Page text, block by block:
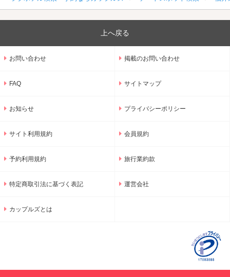
上へ戻る
お問い合わせ 掲載のお問い合わせ
FAQ サイトマップ
お知らせ プライバシーポリシー
サイト利用規約 会員規約
予約利用規約 旅行業約款
特定商取引法に基づく表記 運営会社
カップルズとは